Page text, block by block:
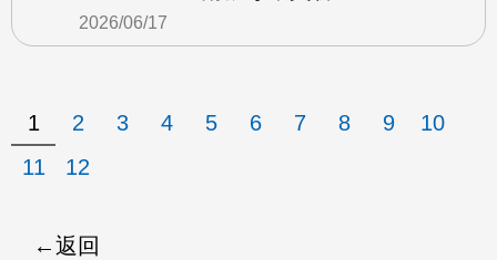
2026/06/17
1 2 3 4 5 6 7 8 9
10
11
12
返回